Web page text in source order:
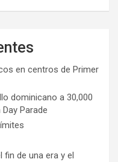
en centros de Primer
dominicano a 30,000
Parade
fin de una era y el